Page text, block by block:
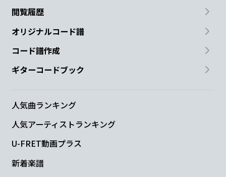
閲覧履歴
オリジナルコード譜
コード譜作成
ギターコードブック
人気曲ランキング
人気アーティストランキング
U-FRET動画プラス
新着楽譜